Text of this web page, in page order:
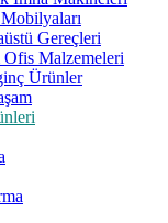
Gereçleri
Ofis Malzemeleri
Ürünler